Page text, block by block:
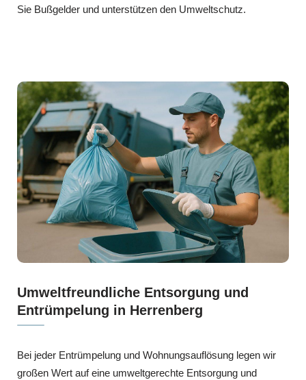
Sie Bußgelder und unterstützen den Umweltschutz.
Umweltfreundliche Entsorgung und
Entrümpelung in Herrenberg
Bei jeder Entrümpelung und Wohnungsauflösung legen wir
großen Wert auf eine umweltgerechte Entsorgung und